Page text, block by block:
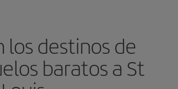
los destinos de
baratos a St